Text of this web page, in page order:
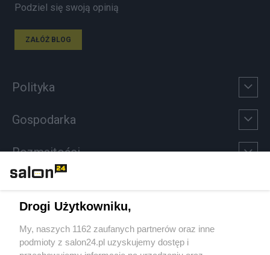
Podziel się swoją opinią
ZAŁÓŻ BLOG
Polityka
Gospodarka
Rozmaitości
Sport
Społeczeństwo
Drogi Użytkowniku,
My, naszych 1162 zaufanych partnerów oraz inne
podmioty z salon24.pl uzyskujemy dostęp i